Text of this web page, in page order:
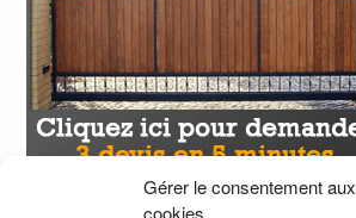
Gérer le consentement aux
cookies